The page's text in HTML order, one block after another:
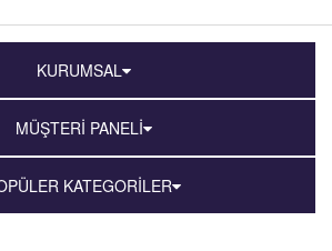
KURUMSAL
MÜŞTERİ PANELİ
KATEGORİLER